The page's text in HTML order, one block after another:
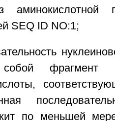
аминокислотной
SEQ ID NO:1;
фрагмент
по меньшей